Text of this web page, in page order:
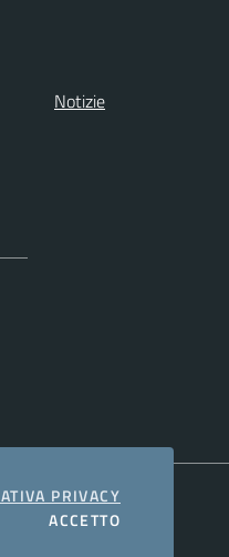
Notizie
PRIVACY
ACCETTOI COOKIES